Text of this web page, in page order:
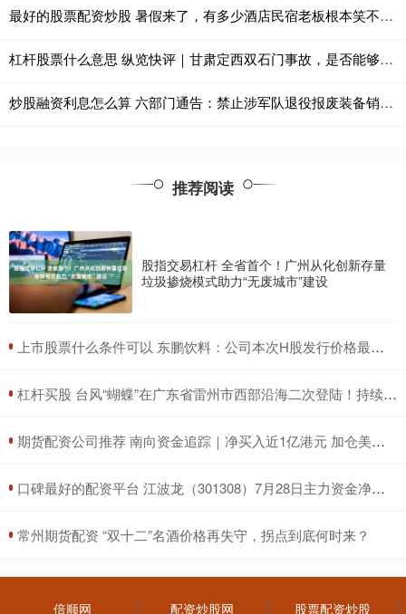
最好的股票配资炒股 暑假来了，有多少酒店民宿老板根本笑不出来？
杠杆股票什么意思 纵览快评｜甘肃定西双石门事故，是否能够避免？
炒股融资利息怎么算 六部门通告：禁止涉军队退役报废装备销售活动
推荐阅读
股指交易杠杆 全省首个！广州从化创新存量
垃圾掺烧模式助力“无废城市”建设
​上市股票什么条件可以 东鹏饮料：公司本次H股发行价格最高不超过每股248港元
​杠杆买股 台风“蝴蝶”在广东省雷州市西部沿海二次登陆！持续输出强风雨！
​期货配资公司推荐 南向资金追踪｜净买入近1亿港元 加仓美团及中海油减持腾讯
​口碑最好的配资平台 江波龙（301308）7月28日主力资金净卖出2651.84万元
​常州期货配资 “双十二”名酒价格再失守，拐点到底何时来？
倍顺网 配资炒股网 股票配资炒股